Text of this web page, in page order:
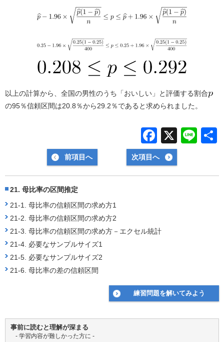
以上の計算から、全国の男性のうち「おいしい」と評価する割合
の95％信頼区間は20.8％から29.2％であると求められました。
F
a
c
o
X
Li
前項目へ 次項目へ
21. 母比率の区間推定
21-1. 母比率の信頼区間の求め方1
21-2. 母比率の信頼区間の求め方2
21-3. 母比率の信頼区間の求め方－エクセル統計
21-4. 必要なサンプルサイズ1
21-5. 必要なサンプルサイズ2
21-6. 母比率の差の信頼区間
練習問題を解いてみよう
事前に読むと理解が深まる
- 学習内容が難しかった方に -